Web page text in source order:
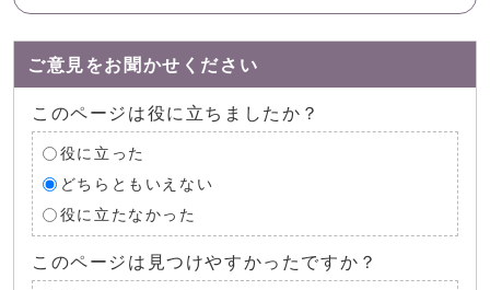
ご意見をお聞かせください
このページは役に立ちましたか？
役に立った
どちらともいえない
役に立たなかった
このページは見つけやすかったですか？